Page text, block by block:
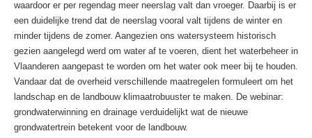
waardoor er per regendag meer neerslag valt dan vroeger. Daarbij is er
een duidelijke trend dat de neerslag vooral valt tijdens de winter en
minder tijdens de zomer. Aangezien ons watersysteem historisch
gezien aangelegd werd om water af te voeren, dient het waterbeheer in
Vlaanderen aangepast te worden om het water ook meer bij te houden.
Vandaar dat de overheid verschillende maatregelen formuleert om het
landschap en de landbouw klimaatrobuuster te maken. De webinar:
grondwaterwinning en drainage verduidelijkt wat de nieuwe
grondwatertrein betekent voor de landbouw.